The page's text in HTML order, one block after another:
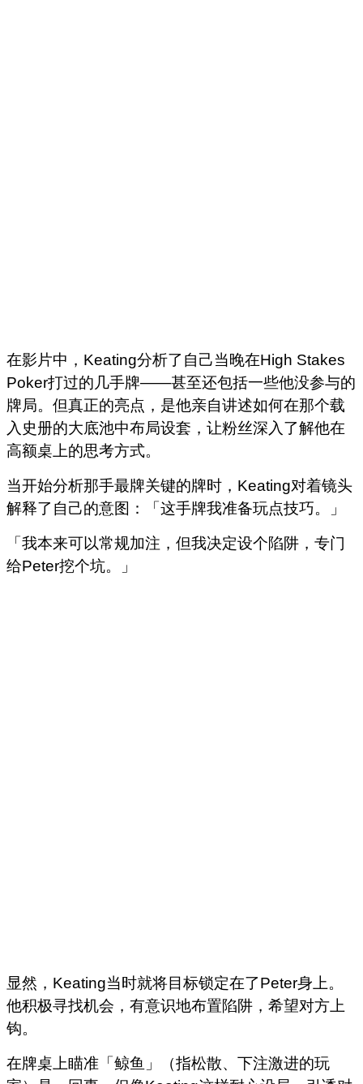
在影片中，Keating分析了自己当晚在High Stakes
Poker打过的几手牌——甚至还包括一些他没参与的
牌局。 但真正的亮点，是他亲自讲述如何在那个载
入史册的大底池中布局设套，让粉丝深入了解他在
高额桌上的思考方式。
当开始分析那手最牌关键的牌时，Keating对着镜头
解释了自己的意图：「这手牌我准备玩点技巧。」
「我本来可以常规加注，但我决定设个陷阱，专门
给Peter挖个坑。」
显然，Keating当时就将目标锁定在了Peter身上。
他积极寻找机会，有意识地布置陷阱，希望对方上
钩。
在牌桌上瞄准「鲸鱼」（指松散、下注激进的玩